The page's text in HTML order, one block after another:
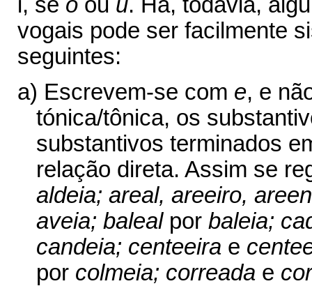
i, se o ou u. Há, todavia,
vogais pode ser facilmente
seguintes:
a) Escrevem-se com e, e
tónica/tônica, os
substantivos terminados
relação direta. Assim se
aldeia; areal, areeiro,
aveia; balealpor baleia;
candeia; centeeira e
por colmeia; correada e